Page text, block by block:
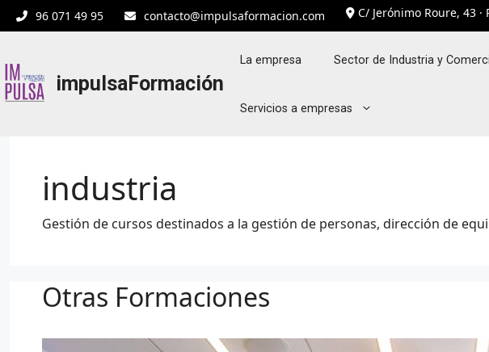
Saltar
al
96 071 49 95 contacto@impulsaformacion.com C/ Jerónimo Roure, 43
impulsaFormación
La empresa Sector de Industria y
Servicios a empresas
industria
Gestión de cursos destinados a la gestión de personas, dirección de
Otras Formaciones